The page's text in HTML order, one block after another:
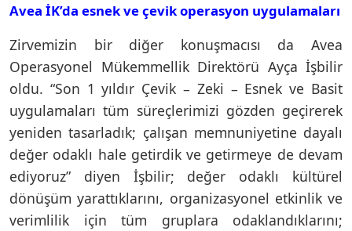
Avea İK’da esnek ve çevik operasyon uygulamaları
Zirvemizin bir diğer konuşmacısı da Avea
Operasyonel Mükemmellik Direktörü Ayça İşbilir
oldu. “Son 1 yıldır Çevik – Zeki – Esnek ve Basit
uygulamaları tüm süreçlerimizi gözden geçirerek
yeniden tasarladık; çalışan memnuniyetine dayalı
değer odaklı hale getirdik ve getirmeye de devam
ediyoruz” diyen İşbilir; değer odaklı kültürel
dönüşüm yarattıklarını, organizasyonel etkinlik ve
verimlilik için tüm gruplara odaklandıklarını;